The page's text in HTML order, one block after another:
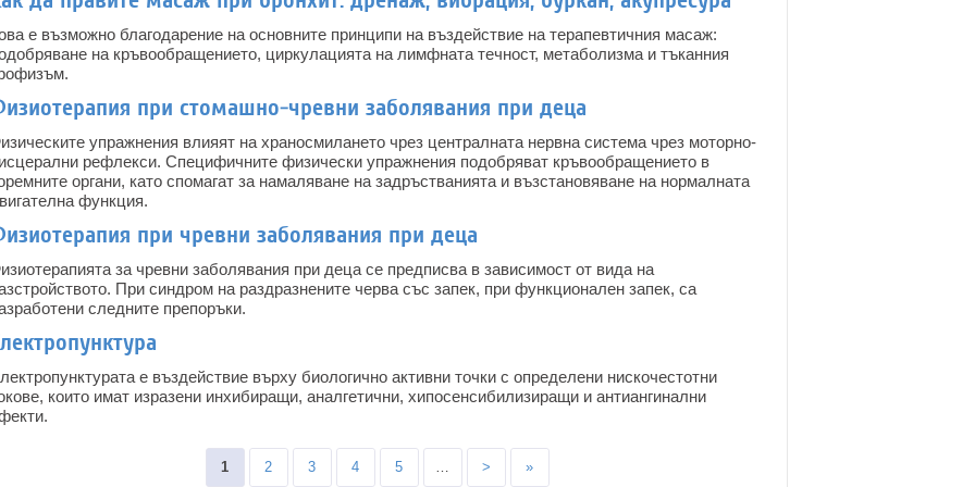
е възможно благодарение на основните принципи на въздействие на терапевтичния масаж:
на кръвообращението, циркулацията на лимфната течност, метаболизма и тъканния
при стомашно-чревни заболявания при деца
упражнения влияят на храносмилането чрез централната нервна система чрез моторно-
рефлекси. Специфичните физически упражнения подобряват кръвообращението в
органи, като спомагат за намаляване на задръстванията и възстановяване на нормалната
функция.
при чревни заболявания при деца
за чревни заболявания при деца се предписва в зависимост от вида на
При синдром на раздразнените черва със запек, при функционален запек, са
следните препоръки.
е въздействие върху биологично активни точки с определени нискочестотни
които имат изразени инхибиращи, аналгетични, хипосенсибилизиращи и антиангинални
1 2 3 4 5 … > »